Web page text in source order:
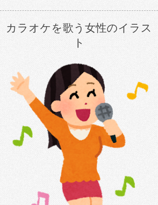
カラオケを歌う女性のイラス
ト